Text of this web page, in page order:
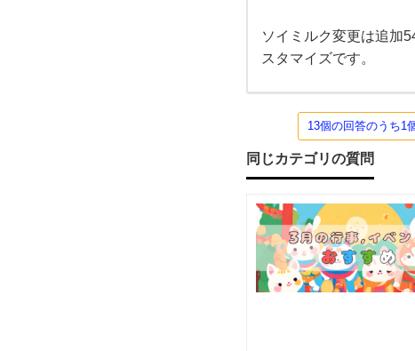
や商
品を
教え
て
く
だ
ばダ
ツ結
プチ
すめ
ソイミルク変更は追加
スタマイズです。
13個の回答のうち1
同じカテゴリの質問